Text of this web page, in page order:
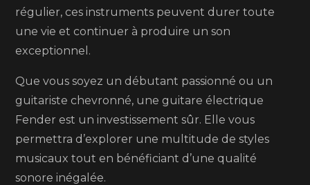
régulier, ces instruments peuvent durer toute
une vie et continuer à produire un son
exceptionnel.
Que vous soyez un débutant passionné ou un
guitariste chevronné, une guitare électrique
Fender est un investissement sûr. Elle vous
permettra d’explorer une multitude de styles
musicaux tout en bénéficiant d’une qualité
sonore inégalée.